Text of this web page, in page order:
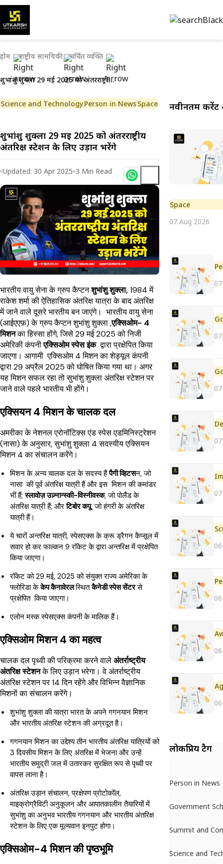
होम राष्ट्रीय सामयिकी चर्चित व्यक्ति
शुभांशु शुक्ला 29 मई 2025 को अंतरराष्ट्रीय अंतरिक्ष स्टेशन के लिए उड़ान भरेंगे
Science and TechnologyPerson in NewsSpace
शुभांशु शुक्ला 29 मई 2025 को अंतरराष्ट्रीय
अंतरिक्ष स्टेशन के लिए उड़ान भरेंगे
Updated: 30 Apr 2025 3 Min Read
भारतीय वायु सेना के ग्रुप कैप्टनशुभांशु शुक्ला,1984 में
राकेश शर्मा की ऐतिहासिक अंतरिक्ष यात्रा के बाद अंतरिक्ष
में जाने वाले दूसरे भारतीय बन जाएंगे। भारतीय वायु सेना
(आईएएफ़) के ग्रुप कैप्टन शुभांशु शुक्ला ,एक्सिओम- 4
मिशनका हिस्सा होंगे, जिसे 29 मई 2025 को निजी
अमेरिकी कंपनीएक्सिओम स्पेस इंक द्वारा प्रक्षेपित किया
जाएगा। आगामी एक्सिओम 4 मिशन का शेड्यूल कंपनी
द्वारा 29 अप्रैल 2025 को घोषित किया गया था। अगर
यह मिशन सफल रहा तोसुभांशु शुक्ला अंतरिक्ष स्टेशन पर
जाने वाले पहले भारतीय भी होंगे।
एक्सियन 4 मिशन के चालक दल
अमरीका के नेशनल एरोनॉटिक्स एंड स्पेस एडमिनिस्ट्रेशन
(नासा) के अनुसार, सुभांशु शुक्ला 4 सदस्यीय एक्सियन
मिशन 4 का संचालन करेंगे।
मिशन के अन्य चालक दल के सदस्य हैंपैगी व्हिटसन, जो
नासा की पूर्व अंतरिक्ष यात्री हैं और इस मिशन की कमांडर
भीं हैं;स्लावोज़ उज़्नान्स्की-विस्नीवस्क, जो पोलैंड के
अंतरिक्ष यात्री हैं; औरटिबोर कपू, जो हंगरी के अंतरिक्ष
यात्री हैं।
ये चारों अन्तरिक्ष यात्री, स्पेसएक्स के क्रू ड्रैगन कैप्सूल में
सवार हो कर फाल्कन 9 रॉकेट के द्वारा अन्तरिक्ष में प्रक्षेपित
किया जाएगा।
रॉकेट को 29 मई, 2025 को संयुक्त राज्य अमेरिका के
फ्लोरिडा केकेप कैनावेरलस्थितकैनेडी स्पेस सेंटरसे
प्रक्षेपित किया जाएगा।
एलोन मस्क स्पेसएक्स कंपनी के मालिक हैं।
एक्सिओम मिशन 4 का महत्व
चालक दल पृथ्वी की परिक्रमा करने वालेअंतर्राष्ट्रीय
अंतरिक्ष स्टेशनके लिए उड़ान भरेगा। वे अंतर्राष्ट्रीय
अंतरिक्ष स्टेशन पर 14 दिन रहेंगे और विभिन्न वैज्ञानिक
मिशनों का संचालन करेंगे।
शुभांशु शुक्ला की यात्रा भारत के अपने गगनयान मिशन
और भारतीय अंतरिक्ष स्टेशन की अग्रदूत है।
गगनयान मिशन का उद्देश्य तीन भारतीय अंतरिक्ष यात्रियों को
3 दिवसीय मिशन के लिए अंतरिक्ष में भेजना और उन्हें
भारतीय समुद्री जल में उतारकर सुरक्षित रूप से पृथ्वी पर
वापस लाना है।
अंतरिक्ष उड़ान संचालन, प्रक्षेपण प्रोटोकॉल,
माइक्रोग्रैविटी अनुकूलन और आपातकालीन तैयारियों में
सुभांशु का अनुभव भारतीय गगनयान और भारतीय अंतरिक्ष
स्टेशन के लिए एक मूल्यवान इनपुट होगा।
एक्सिओम-4 मिशन की पृष्ठभूमि
नवीनतम करेंट
Space
07 Aug 2026
लोकप्रिय टैग
Person in News
Government
Summit and
Science and